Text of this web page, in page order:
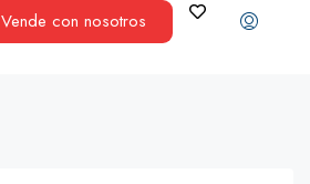
Vende con nosotros